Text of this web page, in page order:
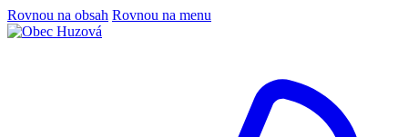
Rovnou na obsah Rovnou na menu